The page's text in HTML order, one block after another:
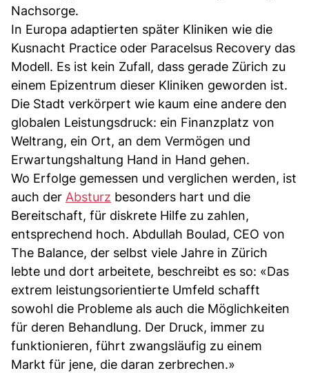
Nachsorge.
In Europa adaptierten später Kliniken wie die
Kusnacht Practice oder Paracelsus Recovery das
Modell. Es ist kein Zufall, dass gerade Zürich zu
einem Epizentrum dieser Kliniken geworden ist.
Die Stadt verkörpert wie kaum eine andere den
globalen Leistungsdruck: ein Finanzplatz von
Weltrang, ein Ort, an dem Vermögen und
Erwartungshaltung Hand in Hand gehen.
Wo Erfolge gemessen und verglichen werden, ist
auch der Absturz besonders hart und die
Bereitschaft, für diskrete Hilfe zu zahlen,
entsprechend hoch. Abdullah Boulad, CEO von
The Balance, der selbst viele Jahre in Zürich
lebte und dort arbeitete, beschreibt es so: «Das
extrem leistungsorientierte Umfeld schafft
sowohl die Probleme als auch die Möglichkeiten
für deren Behandlung. Der Druck, immer zu
funktionieren, führt zwangsläufig zu einem
Markt für jene, die daran zerbrechen.»